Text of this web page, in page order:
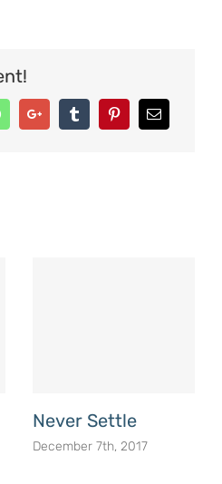
WhatsappGoogle+ Tumblr PinterestEmail
Never Settle
December 7th, 2017